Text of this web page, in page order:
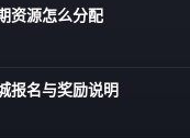
资源怎么分配
报名与奖励说明